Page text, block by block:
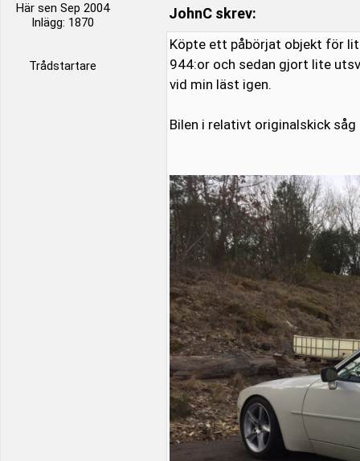
Här sen Sep 2004
Inlägg: 1870
Trådstartare
JohnC skrev:
Köpte ett påbörjat objekt för
944:or och sedan gjort lite
vid min läst igen.
Bilen i relativt originalskick såg